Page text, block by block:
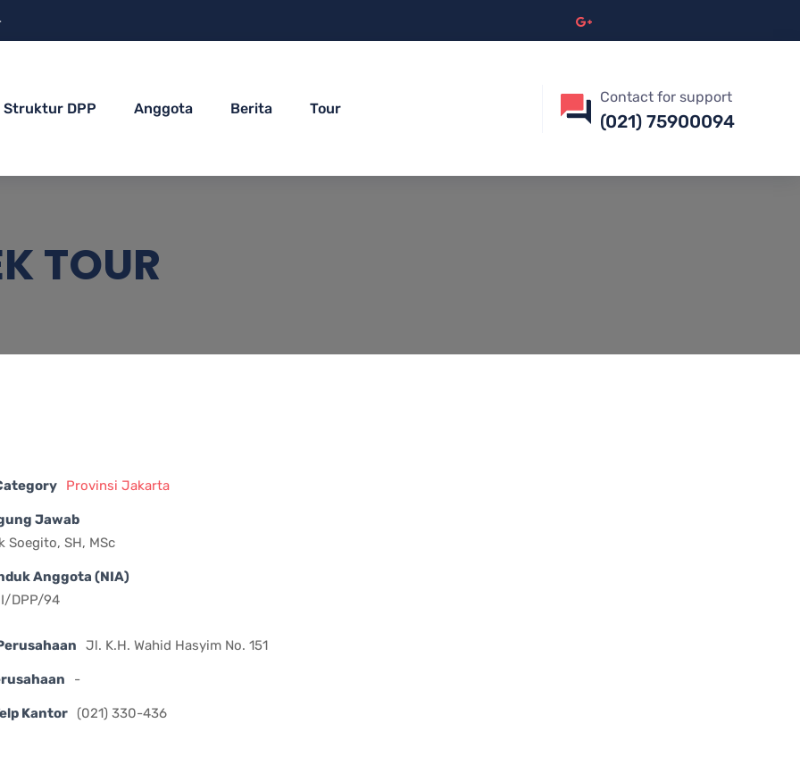
Struktur DPP Anggota Berita Tour
Contact for support
(021) 75900094
TOUR
Provinsi Jakarta
Jawab
Soegito, SH, MSc
Anggota (NIA)
DPP/94
Jl. K.H. Wahid Hasyim No. 151
-
Kantor (021) 330-436